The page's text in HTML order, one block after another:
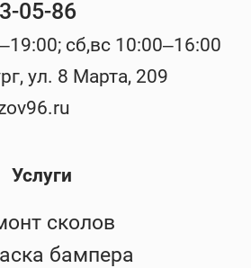
Услуги
сколов
бампера
05-86
сб,вс 10:00–16:00
ул. 8 Марта, 209